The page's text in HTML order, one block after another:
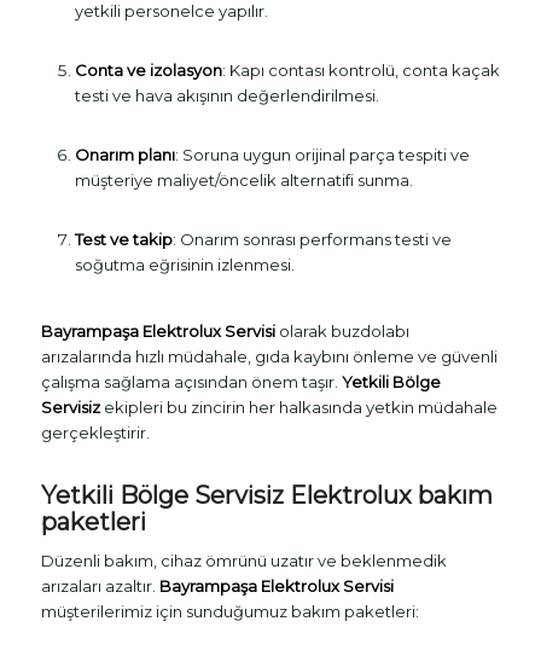
yetkili personelce yapılır.
Conta ve izolasyon: Kapı contası kontrolü, conta kaçak
testi ve hava akışının değerlendirilmesi.
Onarım planı: Soruna uygun orijinal parça tespiti ve
müşteriye maliyet/öncelik alternatifi sunma.
Test ve takip: Onarım sonrası performans testi ve
soğutma eğrisinin izlenmesi.
Bayrampaşa Elektrolux Servisiolarak buzdolabı
arızalarında hızlı müdahale, gıda kaybını önleme ve güvenli
çalışma sağlama açısından önem taşır. Yetkili Bölge
Servisizekipleri bu zincirin her halkasında yetkin müdahale
gerçekleştirir.
Yetkili Bölge Servisiz Elektrolux bakım
paketleri
Düzenli bakım, cihaz ömrünü uzatır ve beklenmedik
arızaları azaltır. Bayrampaşa Elektrolux Servisi
müşterilerimiz için sunduğumuz bakım paketleri: